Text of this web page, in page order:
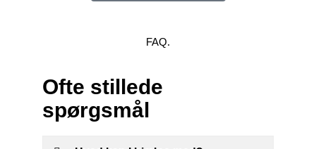
FAQ.
Ofte stillede
spørgsmål